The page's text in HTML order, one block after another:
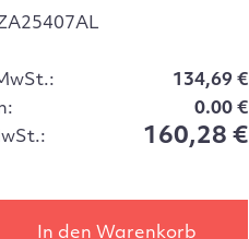
134,69 €
0.00 €
160,28 €
In den Warenkorb